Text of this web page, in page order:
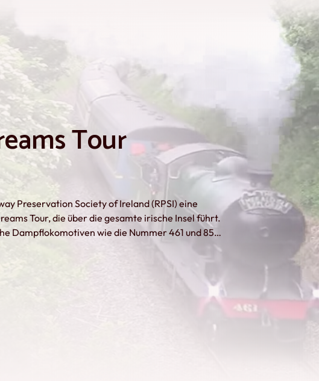
Tour
Preservation Society of Ireland (RPSI) eine
Tour, die über die gesamte irische Insel führt.
Dampflokomotiven wie die Nummer 461 und 85
sie Unterstützung von Diesellokomotiven wie der